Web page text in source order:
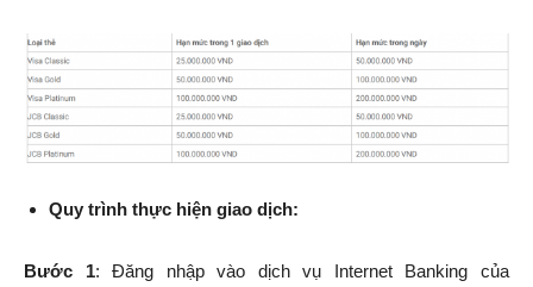
Quy trình thực hiện giao dịch:
Bước 1: Đăng nhập vào dịch vụ Internet Banking của